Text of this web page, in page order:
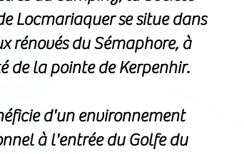
Locmariaquer se situe dans
rénovés du Sémaphore, à
de la pointe de Kerpenhir.
d'un environnement
à l'entrée du Golfe du